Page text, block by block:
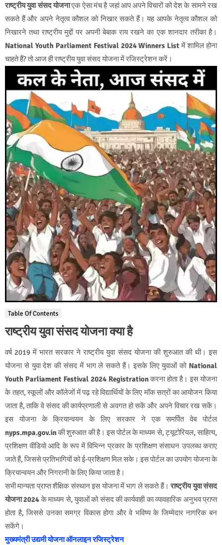
राष्ट्रीय युवा संसद योजनाएक ऐसा मंच है जहां आप अपने विचारों को देश के सामने रख
सकते हैं और अपने नेतृत्व कौशल को निखार सकते हैं। यह आपके नेतृत्व कौशल को
निखारने तथा राष्ट्रीय मुद्दों पर अपनी बेबाक राय रखने का एक शानदार तरीका है।
National Youth Parliament Festival 2024 Winners Listमें शामिल होना
चाहते हैं? तो आज ही राष्ट्रीय युवा संसद योजना में रजिस्ट्रेशन करें।
Table Of Contents
राष्ट्रीय युवा संसद योजना क्या है
वर्ष 2019 में भारत सरकार ने राष्ट्रीय युवा संसद योजना की शुरुआत की थी। इस
योजना से युवा देश की संसद में भाग ले सकते हैं। इसके लिए युवाओं को National
Youth Parliament Festival 2024 Registrationकरना होता है। इस योजना
के तहत, स्कूलों और कॉलेजों में पढ़ रहे विद्यार्थियों के लिए मॉक सत्रों का आयोजन किया
जाता है, ताकि वे संसद की कार्यप्रणाली से अवगत हो सकें और अपने विचार रख सकें।
इस योजना के क्रियान्वयन के लिए सरकार ने एक समर्पित वेब पोर्टल
nyps.mpa.gov.inकी शुरुआत की है। इस पोर्टल के माध्यम से, ट्यूटोरियल, साहित्य,
प्रशिक्षण वीडियो आदि के रूप में विभिन्न प्रकार के प्रशिक्षण संसाधन उपलब्ध कराए
जाते हैं, जिससे प्रतिभागियों को ई-प्रशिक्षण मिल सके। इस पोर्टल का उपयोग योजना के
क्रियान्वयन और निगरानी के लिए किया जाता है।
सभी मान्यता प्राप्त शैक्षिक संस्थान इस योजना में भाग ले सकते हैं।राष्ट्रीय युवा संसद
योजना 2024के माध्यम से, युवाओं को संसद की कार्यवाही का व्यावहारिक अनुभव प्राप्त
होता है, जिससे उनका समग्र विकास होगा और वे भविष्य के जिम्मेदार नागरिक बन
सकेंगे।
मुख्यमंत्री उद्यमी योजना ऑनलाइन रजिस्ट्रेशन